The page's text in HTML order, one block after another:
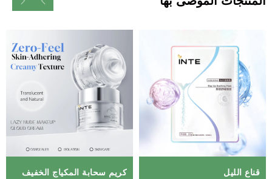
قناع الليل
كريم سحابة المكياج الخفيف